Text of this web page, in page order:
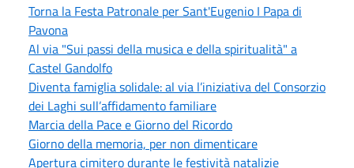
Torna la Festa Patronale per Sant'Eugenio I Papa di
Pavona
Al via "Sui passi della musica e della spiritualità" a
Castel Gandolfo
Diventa famiglia solidale: al via l’iniziativa del Consorzio
dei Laghi sull’affidamento familiare
Marcia della Pace e Giorno del Ricordo
Giorno della memoria, per non dimenticare
Apertura cimitero durante le festività natalizie